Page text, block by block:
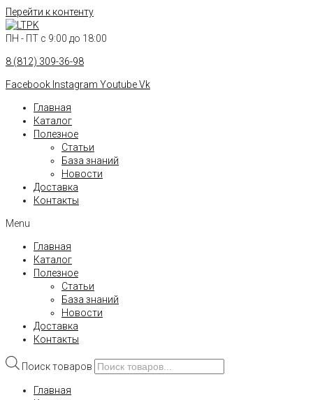
Перейти к контенту
ПН - ПТ с 9:00 до 18:00
8 (812) 309-36-98
Facebook Instagram YoutubeVk
Главная
Каталог
Полезное
Статьи
База знаний
Новости
Доставка
Контакты
Menu
Главная
Каталог
Полезное
Статьи
База знаний
Новости
Доставка
Контакты
Поиск товаров
Главная